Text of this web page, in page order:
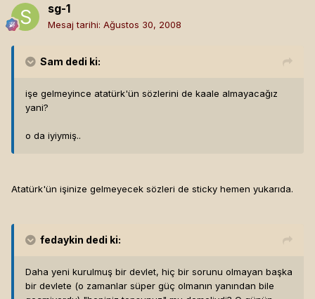
sg-1
Mesaj tarihi: Ağustos 30, 2008
Sam dedi ki:
işe gelmeyince atatürk'ün sözlerini de kaale almayacağız
yani?
o da iyiymiş..
Atatürk'ün işinize gelmeyecek sözleri de sticky hemen yukarıda.
fedaykin dedi ki:
Daha yeni kurulmuş bir devlet, hiç bir sorunu olmayan başka
bir devlete (o zamanlar süper güç olmanın yanından bile